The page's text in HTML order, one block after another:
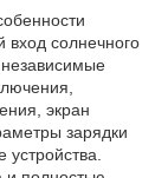
вход солнечного
экран
зарядки
устройства.